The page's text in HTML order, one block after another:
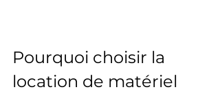
Pourquoi choisir la
location de matériel